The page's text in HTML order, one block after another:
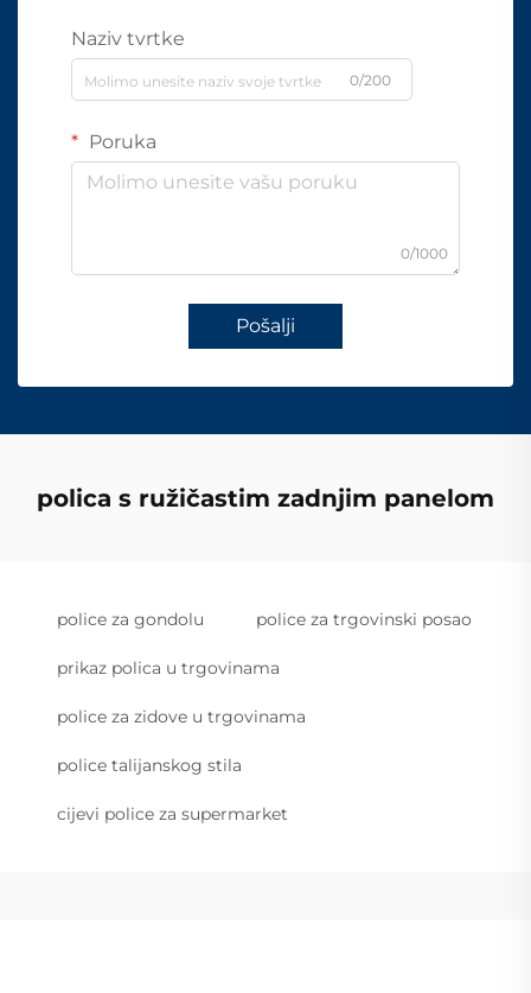
Naziv tvrtke
0/200
Poruka
0/1000
Pošalji
polica s ružičastim zadnjim panelom
police za gondolu police za trgovinski posao
prikaz polica u trgovinama
police za zidove u trgovinama
police talijanskog stila
cijevi police za supermarket